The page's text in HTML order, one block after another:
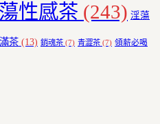
性感茶 (243) 淫蕩
茶 (13) 銷魂茶 (7) 青澀茶 (7) 領薪必喝